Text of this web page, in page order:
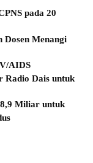
pada 20
Dosen Menangi
AIDS
Radio Dais untuk
Miliar untuk